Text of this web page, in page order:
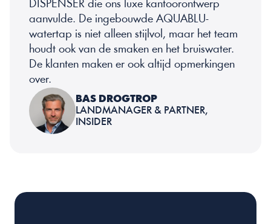
DISPENSER die ons luxe kantoorontwerp
aanvulde. De ingebouwde AQUABLU-
watertap is niet alleen stijlvol, maar het team
houdt ook van de smaken en het bruiswater.
De klanten maken er ook altijd opmerkingen
over.
BAS DROGTROP
LANDMANAGER & PARTNER,
INSIDER